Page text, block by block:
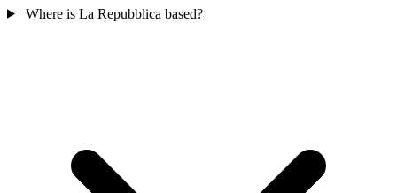
Where is La Repubblica based?